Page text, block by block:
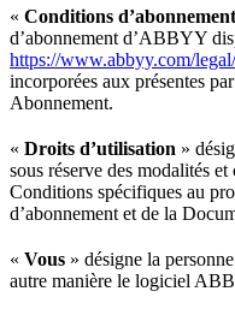
« Conditions d’abonnement
d’abonnement d’ABBYY
https://www.abbyy.com/
incorporées aux présentes
Abonnement.
« Droits d’utilisation »
sous réserve des modalités
Conditions spécifiques au
d’abonnement et de la
« Vous » désigne la
autre manière le logiciel